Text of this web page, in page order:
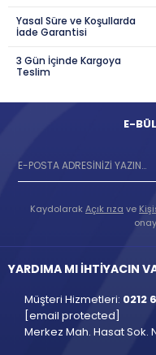
Yasal Süre ve Koşullarda
İade Garantisi
3 Gün İçinde Kargoya
Teslim
E-
KaydolarakAçık rıza ve
YARDIMA MI İHTİYACIN
Müşteri Hizmetleri: 0212
[email protected]
Merkez Mah. Hasat Sok.